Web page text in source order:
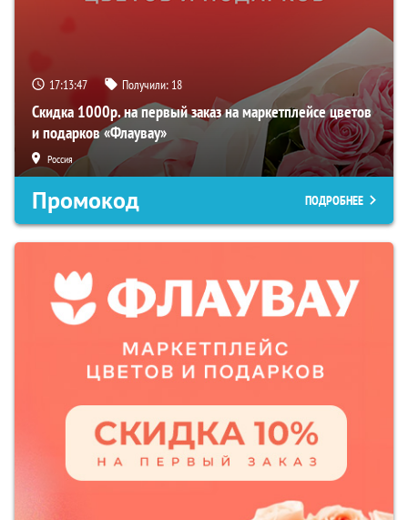
17:13:47 Получили: 18
Скидка 1000р. на первый заказ на маркетплейсе цветов
и подарков «Флаувау»
Россия
Промокод ПОДРОБНЕЕ